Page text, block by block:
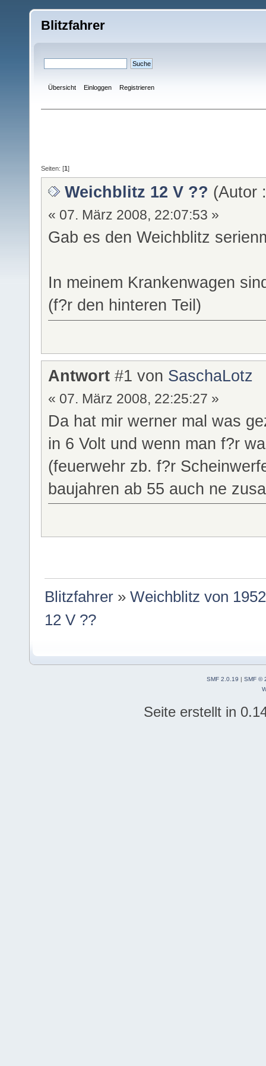
Blitzfahrer
Übersicht Einloggen Registrieren
Seiten: [1]
Weichblitz 12 V ?? (Autor
« 07. März 2008, 22:07:53 »
Gab es den Weichblitz
In meinem Krankenwagen
(f?r den hinteren Teil)
Antwort #1 von SaschaLotz
« 07. März 2008, 22:25:27 »
Da hat mir werner mal was
in 6 Volt und wenn man f?r
(feuerwehr zb. f?r
baujahren ab 55 auch ne
Blitzfahrer »Weichblitz von
12 V ??
SMF 2.0.19 | SMF ©
Seite erstellt in